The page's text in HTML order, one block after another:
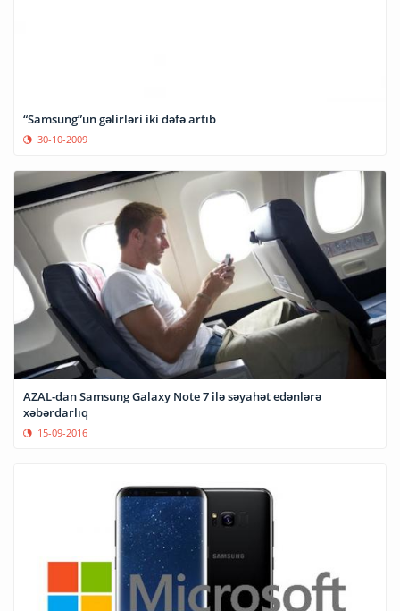
“Samsung”un gəlirləri iki dəfə artıb
30-10-2009
AZAL-dan Samsung Galaxy Note 7 ilə səyahət edənlərə
xəbərdarlıq
15-09-2016